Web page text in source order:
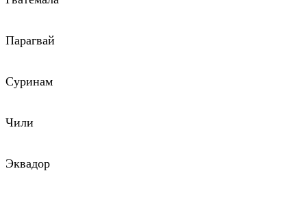
Парагвай
Суринам
Чили
Эквадор